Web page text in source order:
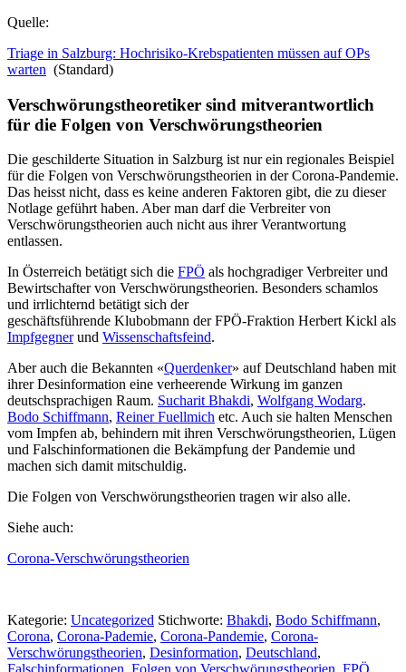
Quelle:
Triage in Salzburg: Hochrisiko-Krebspatienten müssen auf OPs
warten (Standard)
Verschwörungstheoretiker sind mitverantwortlich
für die Folgen von Verschwörungstheorien
Die geschilderte Situation in Salzburg ist nur ein regionales Beispiel
für die Folgen von Verschwörungstheorien in der Corona-Pandemie.
Das heisst nicht, dass es keine anderen Faktoren gibt, die zu dieser
Notlage geführt haben. Aber man darf die Verbreiter von
Verschwörungstheorien auch nicht aus ihrer Verantwortung
entlassen.
In Österreich betätigt sich die FPÖ als hochgradiger Verbreiter und
Bewirtschafter von Verschwörungstheorien. Besonders schamlos
und irrlichternd betätigt sich der
geschäftsführende Klubobmann der FPÖ-Fraktion Herbert Kickl als
Impfgegnerund Wissenschaftsfeind.
Aber auch die Bekannten «Querdenker» auf Deutschland haben mit
ihrer Desinformation eine verheerende Wirkung im ganzen
deutschsprachigen Raum. Sucharit Bhakdi, Wolfgang Wodarg.
Bodo Schiffmann, Reiner Fuellmich etc. Auch sie halten Menschen
vom Impfen ab, behindern mit ihren Verschwörungstheorien, Lügen
und Falschinformationen die Bekämpfung der Pandemie und
machen sich damit mitschuldig.
Die Folgen von Verschwörungstheorien tragen wir also alle.
Siehe auch:
Corona-Verschwörungstheorien
Kategorie: Uncategorized Stichworte: Bhakdi, Bodo Schiffmann,
Corona, Corona-Pademie, Corona-Pandemie, Corona-
Verschwörungstheorien, Desinformation, Deutschland,